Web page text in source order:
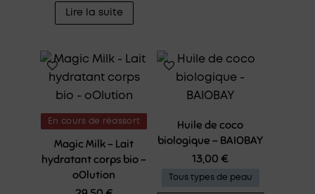
Lire la suite
En cours de réassort
Magic Milk – Lait
hydratant corps bio –
oOlution
Huile de coco
biologique – BAIOBAY
13,00€
Tous types de peau